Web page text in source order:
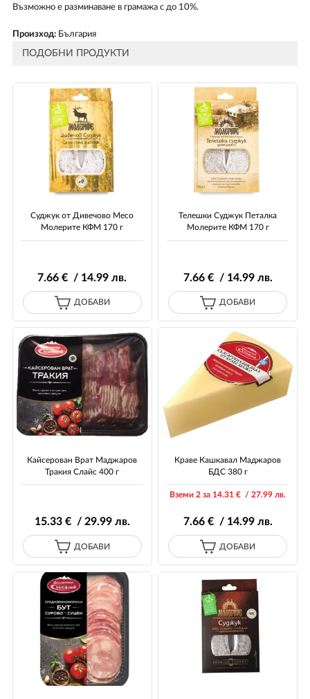
Възможно е разминаване в грамажа с до 10%.
Произход:България
ПОДОБНИ ПРОДУКТИ
Суджук от Дивечово Месо
Молерите КФМ 170 г
7.66 € / 14.99 лв.
ДОБАВИ
Телешки Суджук Петалка
Молерите КФМ 170 г
7.66€ / 14.99лв.
ДОБАВИ
Кайсерован Врат Маджаров
Тракия Слайс 400 г
15.33€ / 29.99лв.
ДОБАВИ
Краве Кашкавал Маджаров
БДС 380 г
Вземи 2 за 14.31 € / 27.99 лв.
7.66€ / 14.99лв.
ДОБАВИ